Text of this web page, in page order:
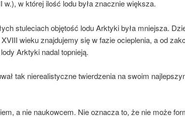
w.), w której ilość lodu była znacznie większa.
stuleciach objętość lodu Arktyki była mniejsza.
wieku znajdujemy się w fazie ocieplenia, a od
Arktyki nadal topnieją.
tak nierealistyczne twierdzenia na swoim
a nie naukowcem. Nie oznacza to, że nie może